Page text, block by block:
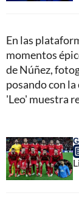
En las
momentos
de Núñez,
posando con
'Leo' muestra